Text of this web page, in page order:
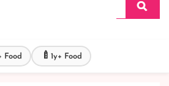
Food 🍼 1y+ Food